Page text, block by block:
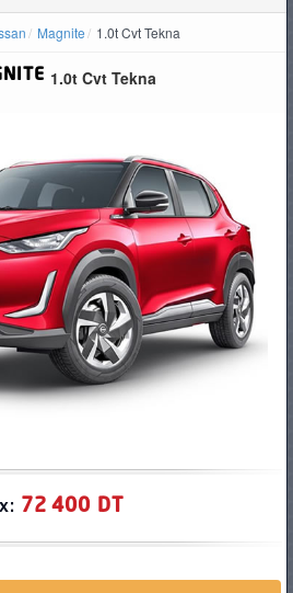
Magnite 1.0t Cvt Tekna
1.0t Cvt Tekna
72 400 DT